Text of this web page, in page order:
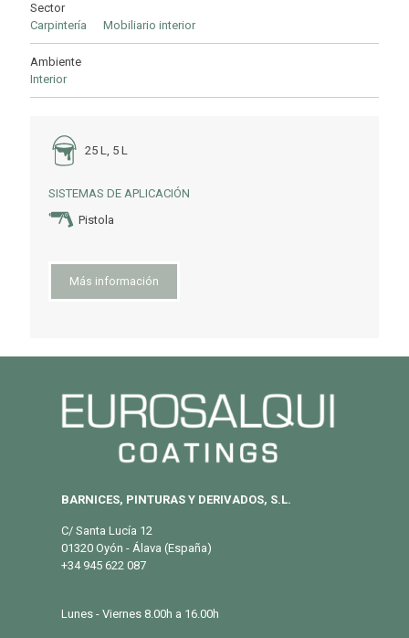
Sector
Carpintería
Mobiliario interior
Ambiente
Interior
25 L, 5 L
SISTEMAS DE APLICACIÓN
Pistola
Más información
BARNICES, PINTURAS Y DERIVADOS, S.L.
C/ Santa Lucía 12
01320 Oyón - Álava (España)
+34 945 622 087
Lunes - Viernes 8.00h a 16.00h